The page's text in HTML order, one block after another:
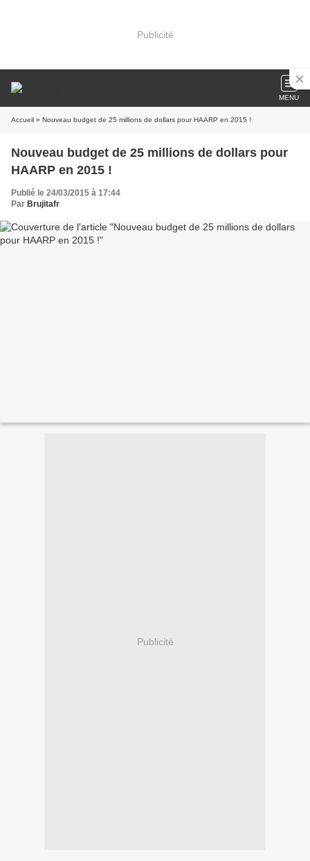
Publicité
MENU
Accueil » Nouveau budget de 25 millions de dollars pour HAARP en 2015 !
Nouveau budget de 25 millions de dollars pour
HAARP en 2015 !
Publié le 24/03/2015 à 17:44
Par Brujitafr
Publicité